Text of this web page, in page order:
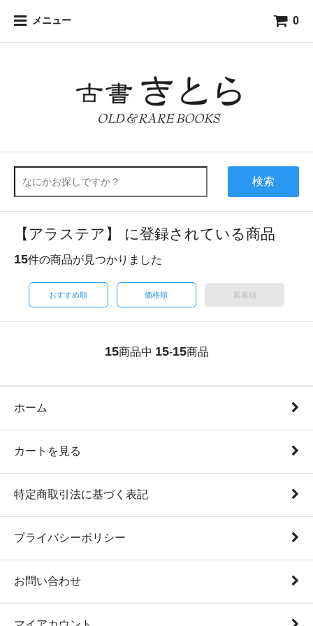
メニュー 0
検索
【アラステア】 に登録されている商品
15件の商品が見つかりました
おすすめ順 価格順 新着順
15商品中 15-15商品
ホーム
カートを見る
特定商取引法に基づく表記
プライバシーポリシー
お問い合わせ